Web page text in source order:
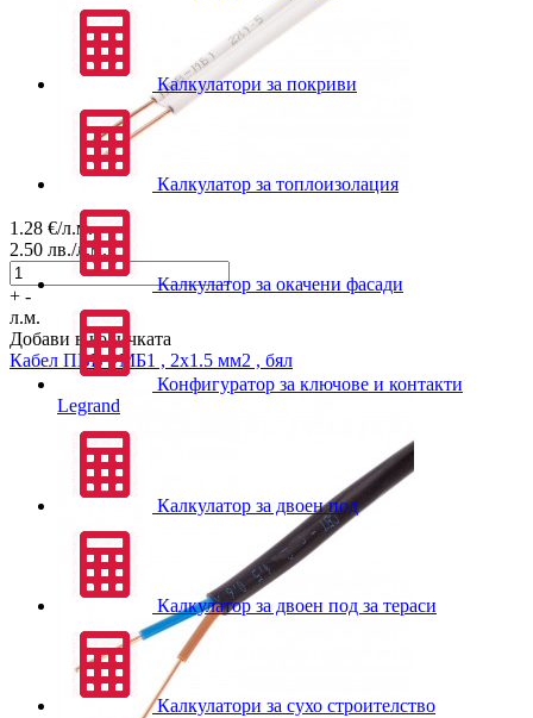
1.28 €/л.м.
2.50 лв./л.м.
+ -
л.м.
Добави в количката
Кабел ПВВ - МБ1 , 2x1.5 мм2 , бял
Калкулатори за покриви
Калкулатор за топлоизолация
Калкулатор за окачени фасади
Конфигуратор за ключове и контакти
Legrand
Калкулатор за двоен под
Калкулатор за двоен под за тераси
Калкулатори за сухо строителство